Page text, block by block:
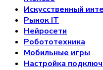
Искусственный
Рынок IT
Нейросети
Робототехника
Мобильные игры
Настройка